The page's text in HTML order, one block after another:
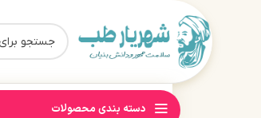
دسته بندی محصولات